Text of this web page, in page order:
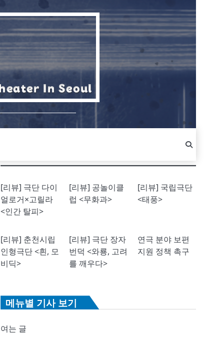
[리뷰] 극단 다이
얼로거×고릴라
<인간 탈피>
[리뷰] 공놀이클
럽 <무화과>
[리뷰] 국립극단
<태풍>
[리뷰] 춘천시립
인형극단 <흰, 모
비딕>
[리뷰] 극단 장자
번덕 <와룡, 고려
를 깨우다>
연극 분야 보편
지원 정책 촉구
메뉴별 기사 보기
여는 글